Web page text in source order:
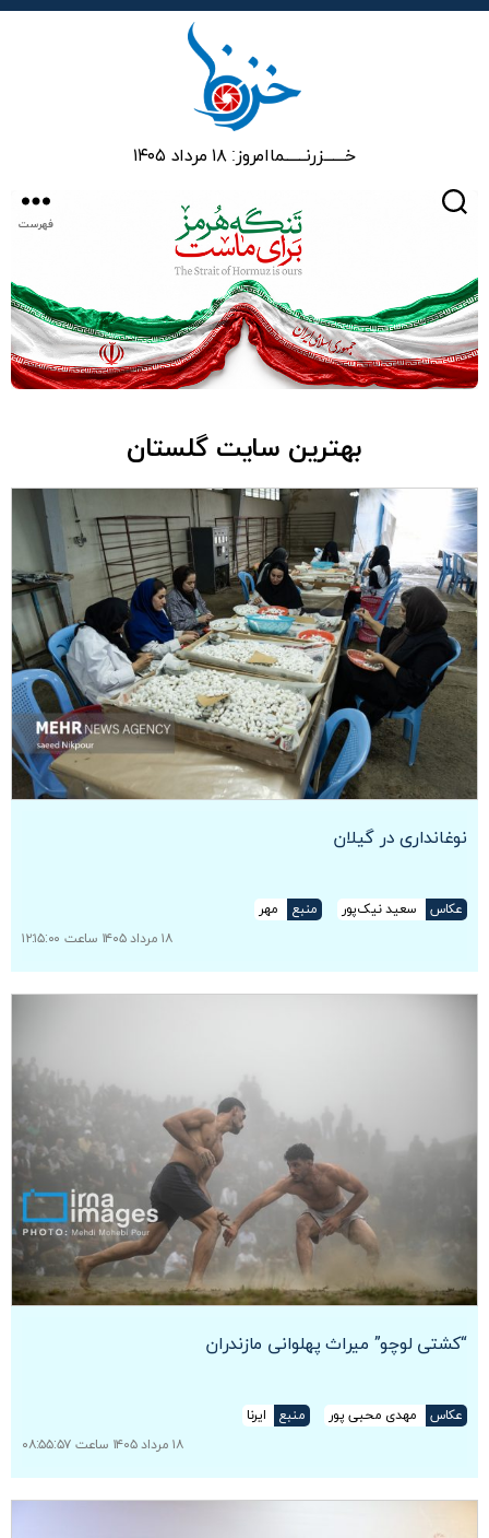
خـــــــزرنـــــــماامروز: ۱۸ مرداد ۱۴۰۵
فهرست
بهترین سایت گلستان
نوغانداری در گیلان
عکاس سعید نیک‌پور منبع
مهر
۱۸ مرداد ۱۴۰۵ ساعت ۱۲:۱۵:۰۰
“کشتی لوچو” میراث پهلوانی مازندران
عکاس مهدی محبی پور منبع
ایرنا
۱۸ مرداد ۱۴۰۵ ساعت ۰۸:۵۵:۵۷